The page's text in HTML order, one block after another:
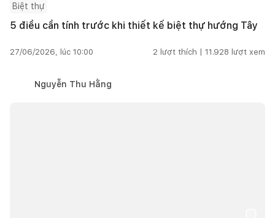
Biệt thự
5 điều cần tính trước khi thiết kế biệt thự hướng Tây
27/06/2026, lúc 10:00 2 lượt thích | 11.928 lượt xem
Nguyễn Thu Hằng